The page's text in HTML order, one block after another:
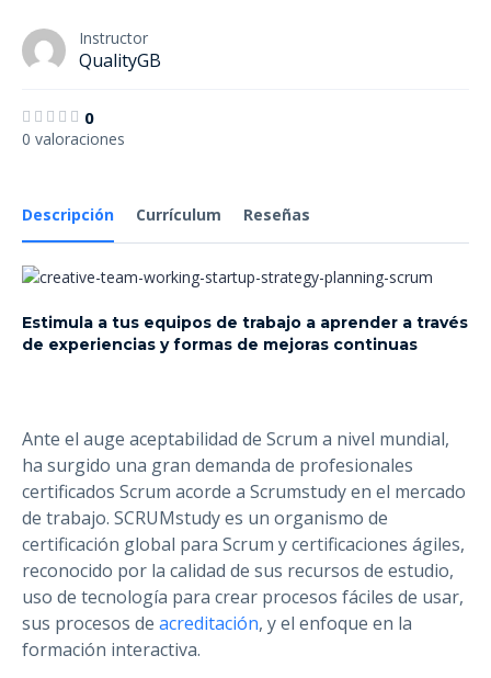
Instructor
QualityGB
0
0 valoraciones
Descripción Currículum Reseñas
Estimula a tus equipos de trabajo a aprender a través
de experiencias y formas de mejoras continuas
Ante el auge aceptabilidad de Scrum a nivel mundial,
ha surgido una gran demanda de profesionales
certificados Scrum acorde a Scrumstudy en el mercado
de trabajo. SCRUMstudy es un organismo de
certificación global para Scrum y certificaciones ágiles,
reconocido por la calidad de sus recursos de estudio,
uso de tecnología para crear procesos fáciles de usar,
sus procesos de acreditación, y el enfoque en la
formación interactiva.